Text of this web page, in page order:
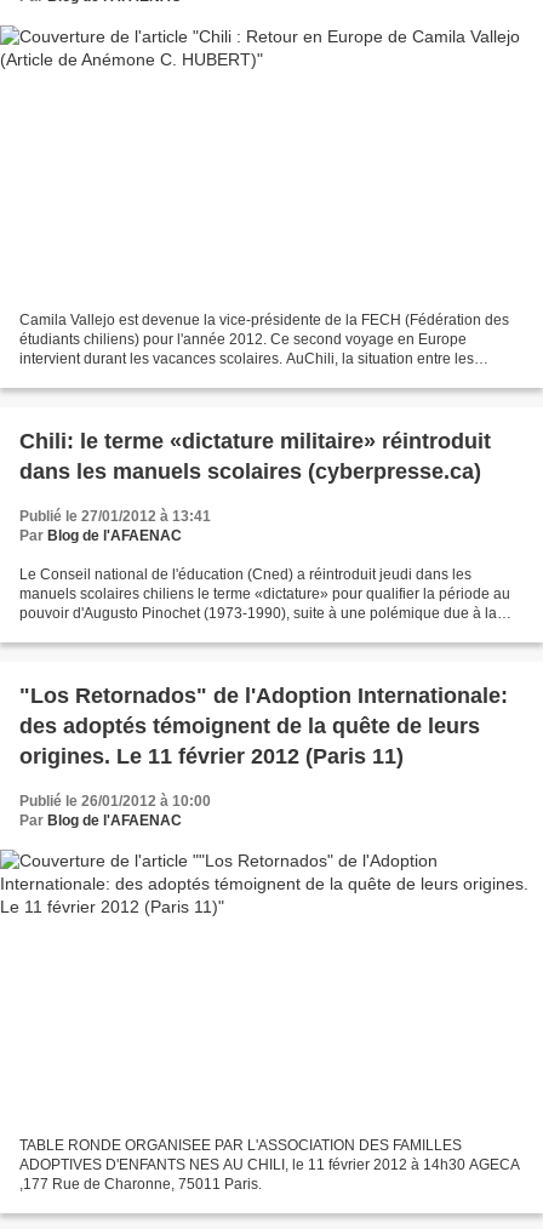
Camila Vallejo est devenue la vice-présidente de la FECH (Fédération des
étudiants chiliens) pour l'année 2012. Ce second voyage en Europe
intervient durant les vacances scolaires. AuChili, la situation entre les
Chili: le terme «dictature militaire» réintroduit
dans les manuels scolaires (cyberpresse.ca)
Publié le 27/01/2012 à 13:41
Par Blog de l'AFAENAC
Le Conseil national de l'éducation (Cned) a réintroduit jeudi dans les
manuels scolaires chiliens le terme «dictature» pour qualifier la période au
pouvoir d'Augusto Pinochet (1973-1990), suite à une polémique due à la
"Los Retornados" de l'Adoption Internationale:
des adoptés témoignent de la quête de leurs
origines. Le 11 février 2012 (Paris 11)
Publié le 26/01/2012 à 10:00
Par Blog de l'AFAENAC
TABLE RONDE ORGANISEE PAR L'ASSOCIATION DES FAMILLES
ADOPTIVES D'ENFANTS NES AU CHILI, le 11 février 2012 à 14h30 AGECA
,177 Rue de Charonne, 75011 Paris.